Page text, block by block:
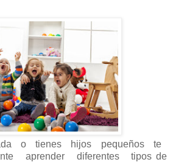
o tienes hijos pequeños te
aprender diferentes tipos de